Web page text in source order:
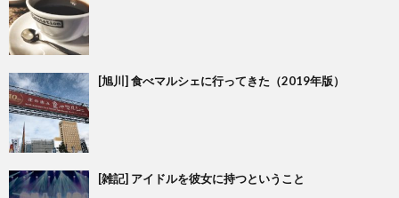
[旭川] 食べマルシェに行ってきた（2019年版）
[雑記] アイドルを彼女に持つということ